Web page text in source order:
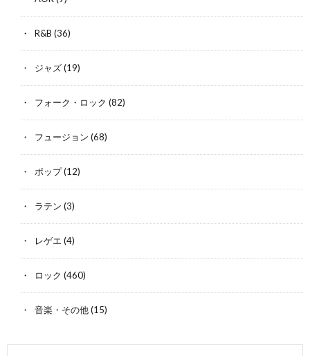
R&B (36)
ジャズ(19)
フォーク・ロック (82)
フュージョン (68)
ポップ(12)
ラテン (3)
レゲエ (4)
ロック (460)
音楽・その他(15)